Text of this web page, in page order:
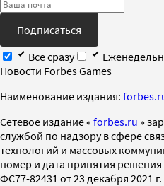
Подписаться
Все сразу
Новости Forbes Games
Наименование издания:
Cетевое издание « forbes.ru »
службой по надзору в сфере
технологий и массовых
номер и дата принятия
ФС77-82431 от 23 декабря 2021 г.